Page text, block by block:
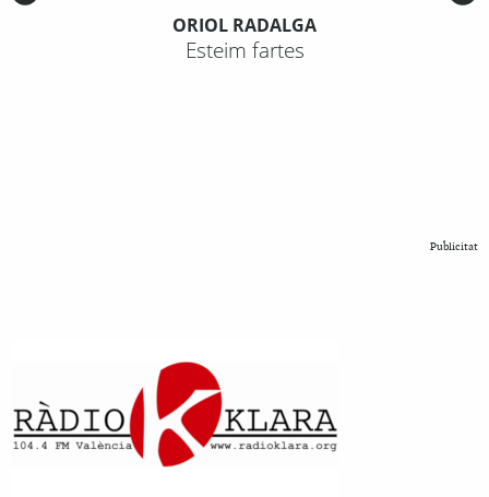
ORIOL RADALGA
Esteim fartes
Publicitat